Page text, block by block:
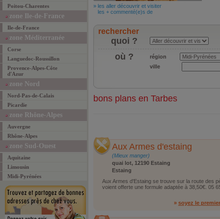
Poitou-Charentes
zone Ile-de-France
Ile-de-France
zone Méditerranée
Corse
Languedoc-Roussillon
Provence-Alpes-Côte
d'Azur
zone Nord
Nord-Pas-de-Calais
Picardie
zone Rhône-Alpes
Auvergne
Rhône-Alpes
zone Sud-Ouest
Aquitaine
Limousin
Midi-Pyrénées
» les aller découvrir et visiter
les + commenté(e)s de
rechercher
quoi ?
où ?
région
ville
bons plans en Tarbes
Aux Armes d'estaing
(Mieux manger)
quai lot, 12190 Estaing
Estaing
Aux Armes d'Estaing se trouve sur la route des
voient offerte une formule adaptée à 38,50€. 05
» soyez le